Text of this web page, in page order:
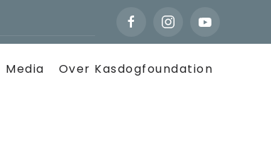
Media Over Kasdogfoundation